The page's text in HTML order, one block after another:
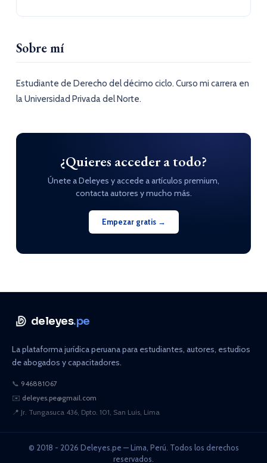
Sobre mí
Estudiante de Derecho del décimo ciclo. Curso mi carrera en
la Universidad Privada del Norte.
¿Quieres acceder a todo?
Únete a Deleyes y accede a artículos premium,
contacta autores y mucho más.
Empezar gratis →
deleyes.pe
La plataforma jurídica peruana para estudiantes, autores, estudios
de abogados y capacitadores.
📞 946881067
✉️ deleyes.pe@gmail.com
📍 Jr. Tungasuca 436, Dpto. 101, San Luis, Lima
© 2018 - 2026 Deleyes.pe — Lima, Perú. Todos los derechos
reservados.